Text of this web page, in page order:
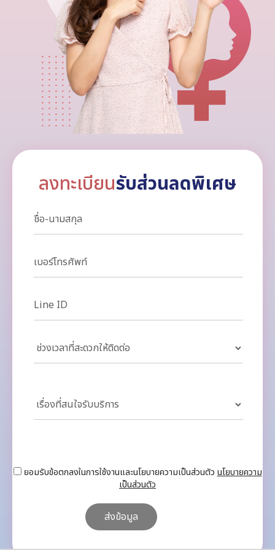
ลงทะเบียนรับส่วนลดพิเศษ
ยอมรับข้อตกลงในการใช้งานและนโยบายความเป็นส่วนตัว นโยบายความ
เป็นส่วนตัว
ส่งข้อมูล